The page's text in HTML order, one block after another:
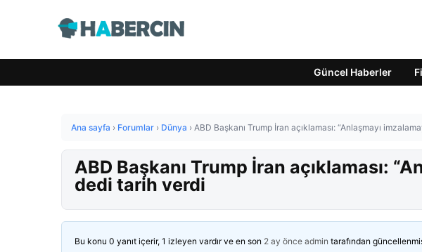
Güncel Haberler
Ana sayfa › Forumlar › Dünya › ABD Başkanı Trump İran açıklaması: “Anlaşmayı
ABD Başkanı Trump İran açıklaması:
dedi tarih verdi
Bu konu 0 yanıt içerir, 1 izleyen vardır ve en son 2 ay önce admin tarafından